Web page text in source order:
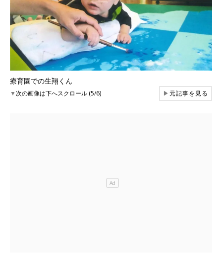
療育園での生翔くん
▼次の画像は下へスクロール (5/6) ▶元記事を見る